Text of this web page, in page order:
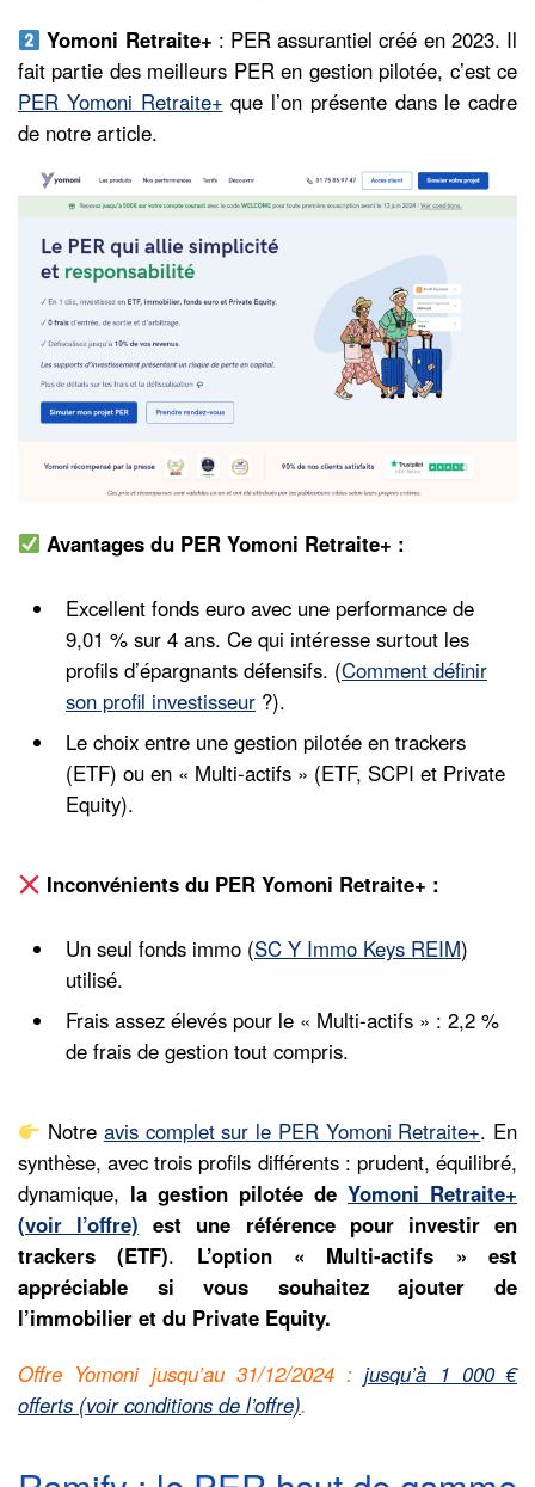
Yomoni Retraite+ : PER assurantiel créé en 2023. Il
fait partie des meilleurs PER en gestion pilotée, c’est ce
PER Yomoni Retraite+ que l’on présente dans le cadre
de notre article.
Avantages du PER Yomoni Retraite+ :
Excellent fonds euro avec une performance de
9,01 % sur 4 ans. Ce qui intéresse surtout les
profils d’épargnants défensifs. (Comment définir
son profil investisseur ?).
Le choix entre une gestion pilotée en trackers
(ETF) ou en « Multi-actifs » (ETF, SCPI et Private
Equity).
Inconvénientsdu PER Yomoni Retraite+ :
Un seul fonds immo (SC Y Immo Keys REIM)
utilisé.
Frais assez élevés pour le « Multi-actifs » : 2,2 %
de frais de gestion tout compris.
Notre avis complet sur le PER Yomoni Retraite+. En
synthèse, avec trois profils différents : prudent, équilibré,
dynamique, la gestion pilotée de Yomoni Retraite+
(voir l’offre) est une référence pour investir en
trackers (ETF). L’option « Multi-actifs » est
appréciable si vous souhaitez ajouter de
l’immobilier et du Private Equity.
Offre Yomoni jusqu’au 31/12/2024 :jusqu’à 1 000 €
offerts (voir conditions de l’offre).